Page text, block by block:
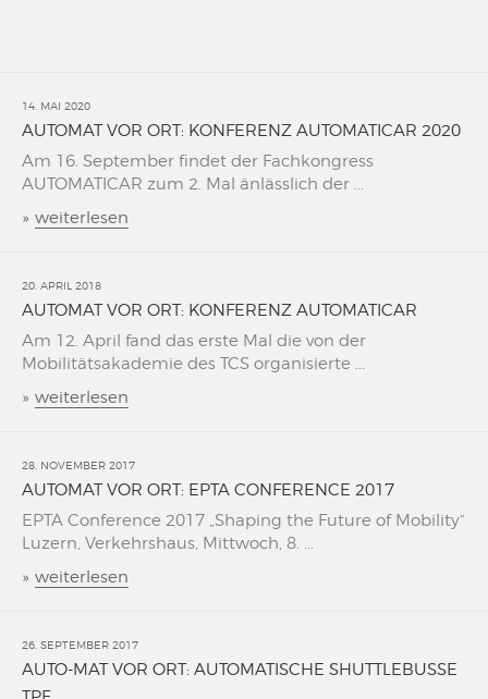
14. MAI 2020
AUTOMAT VOR ORT: KONFERENZ AUTOMATICAR 2020
Am 16. September findet der Fachkongress
AUTOMATICAR zum 2. Mal änlässlich der ...
» weiterlesen
20. APRIL 2018
AUTOMAT VOR ORT: KONFERENZ AUTOMATICAR
Am 12. April fand das erste Mal die von der
Mobilitätsakademie des TCS organisierte ...
» weiterlesen
28. NOVEMBER 2017
AUTOMAT VOR ORT: EPTA CONFERENCE 2017
EPTA Conference 2017 „Shaping the Future of Mobility“
Luzern, Verkehrshaus, Mittwoch, 8. ...
» weiterlesen
26. SEPTEMBER 2017
AUTO-MAT VOR ORT: AUTOMATISCHE SHUTTLEBUSSE